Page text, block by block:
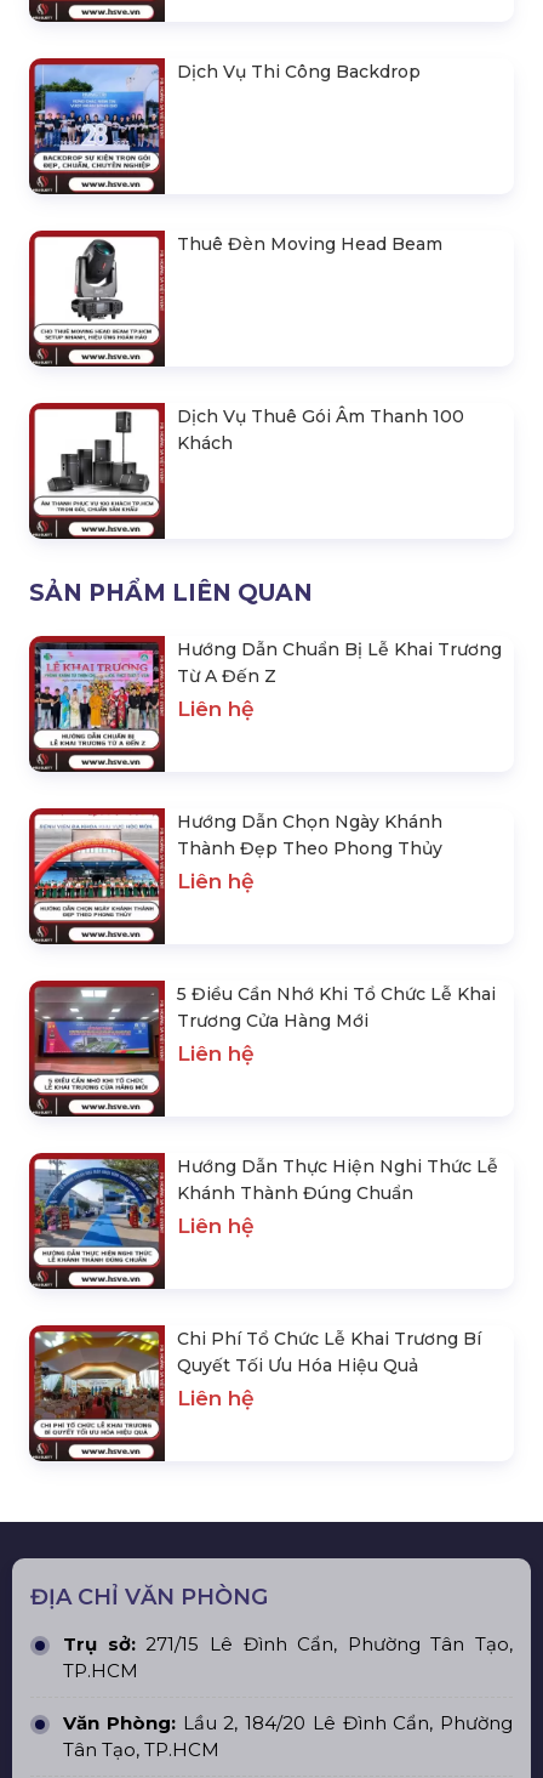
Dịch Vụ Thi Công Backdrop
Thuê Đèn Moving Head Beam
Dịch Vụ Thuê Gói Âm Thanh 100
Khách
SẢN PHẨM LIÊN QUAN
Hướng Dẫn Chuẩn Bị Lễ Khai Trương
Từ A Đến Z
Liên hệ
Hướng Dẫn Chọn Ngày Khánh
Thành Đẹp Theo Phong Thủy
Liên hệ
5 Điều Cần Nhớ Khi Tổ Chức Lễ Khai
Trương Cửa Hàng Mới
Liên hệ
Hướng Dẫn Thực Hiện Nghi Thức Lễ
Khánh Thành Đúng Chuẩn
Liên hệ
Chi Phí Tổ Chức Lễ Khai Trương Bí
Quyết Tối Ưu Hóa Hiệu Quả
Liên hệ
ĐỊA CHỈ VĂN PHÒNG
Trụ sở:271/15 Lê Đình Cẩn, Phường Tân Tạo,
TP.HCM
Văn Phòng:Lầu 2, 184/20 Lê Đình Cẩn, Phường
Tân Tạo, TP.HCM